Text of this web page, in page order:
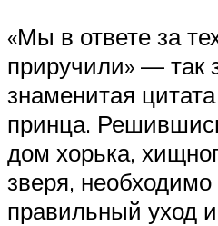
«Мы в ответе за
приручили» — так
знаменитая
принца.
дом хорька,
зверя,
правильный уход